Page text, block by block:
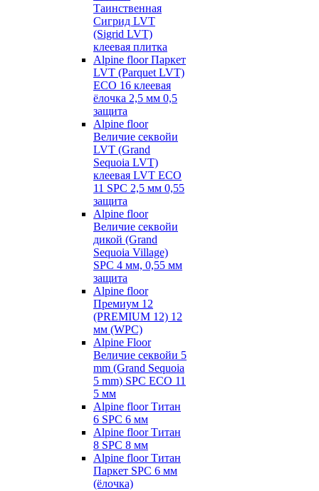
Таинственная
Сигрид LVT
(Sigrid LVT)
клеевая плитка
Alpine floor Паркет
LVT (Parquet LVT)
ECO 16 клеевая
ёлочка 2,5 мм 0,5
защита
Alpine floor
Величие секвойи
LVT (Grand
Sequoia LVT)
клеевая LVT ECO
11 SPC 2,5 мм 0,55
защита
Alpine floor
Величие секвойи
дикой (Grand
Sequoia Village)
SPC 4 мм, 0,55 мм
защита
Alpine floor
Премиум 12
(PREMIUM 12) 12
мм (WPC)
Alpine Floor
Величие секвойи 5
mm (Grand Sequoia
5 mm) SPC ECO 11
5 мм
Alpine floor Титан
6 SPC 6 мм
Alpine floor Титан
8 SPC 8 мм
Alpine floor Титан
Паркет SPC 6 мм
(ёлочка)